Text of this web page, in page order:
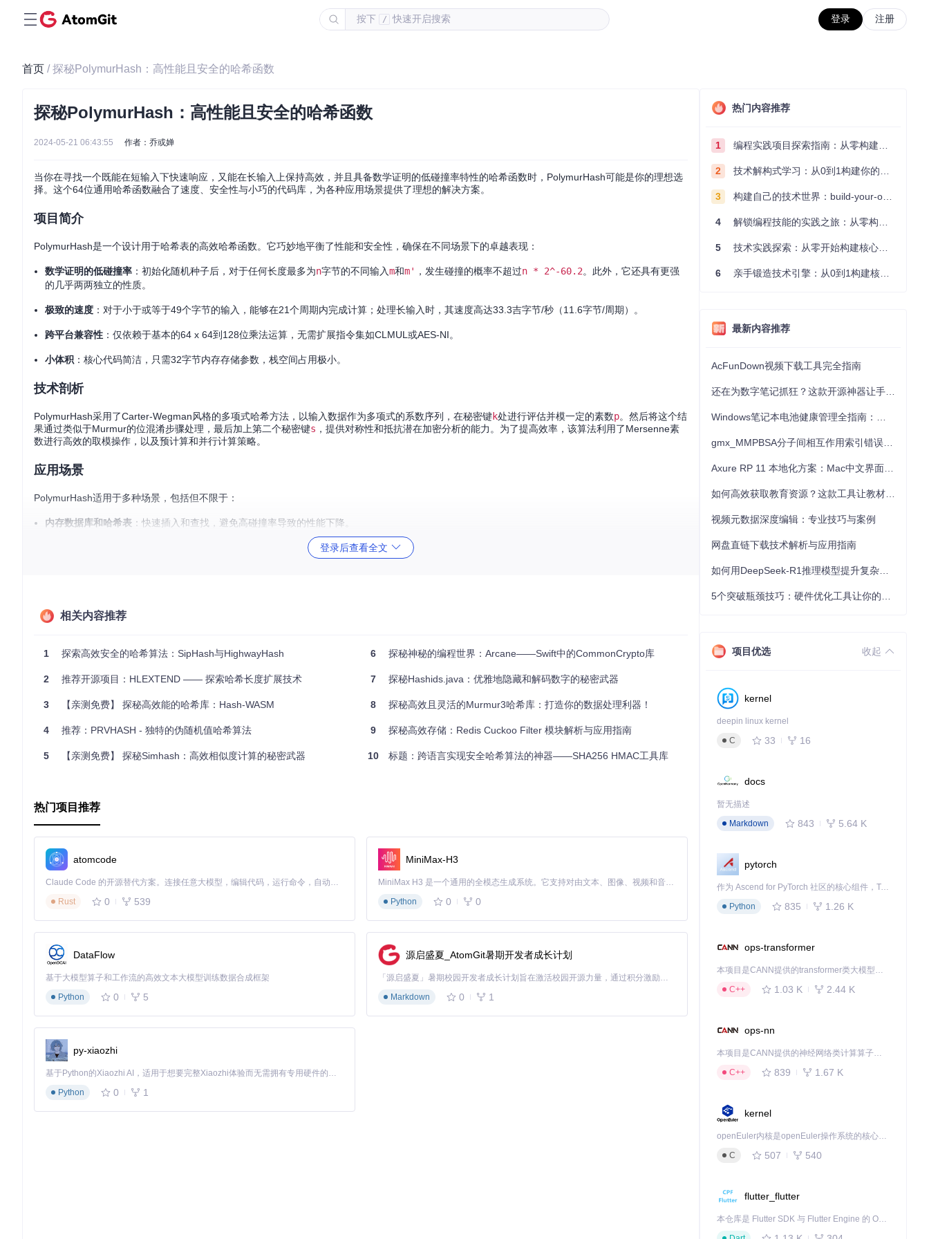
按下 / 快速开启搜索 登录 注册
首页 / 探秘PolymurHash：高性能且安全的哈希函数
探秘PolymurHash：高性能且安全的哈希函数
2024-05-21 06:43:55 作者：乔或婵
当你在寻找一个既能在短输入下快速响应，又能在长输入上保持高效，并且具备数学证明的低碰撞率特性的哈希函数时，PolymurHash可能是你的理想选
择。这个64位通用哈希函数融合了速度、安全性与小巧的代码库，为各种应用场景提供了理想的解决方案。
项目简介
PolymurHash是一个设计用于哈希表的高效哈希函数。它巧妙地平衡了性能和安全性，确保在不同场景下的卓越表现：
数学证明的低碰撞率 ：初始化随机种子后，对于任何长度最多为n字节的不同输入m和m' ，发生碰撞的概率不超过n * 2^-60.2。此外，它还具有更强
的几乎两两独立的性质。
极致的速度 ：对于小于或等于49个字节的输入，能够在21个周期内完成计算；处理长输入时，其速度高达33.3吉字节/秒（11.6字节/周期）。
跨平台兼容性 ：仅依赖于基本的64 x 64到128位乘法运算，无需扩展指令集如CLMUL或AES-NI。
小体积 ：核心代码简洁，只需32字节内存存储参数，栈空间占用极小。
技术剖析
PolymurHash采用了Carter-Wegman风格的多项式哈希方法，以输入数据作为多项式的系数序列，在秘密键k处进行评估并模一定的素数p。然后将这个结
果通过类似于Murmur的位混淆步骤处理，最后加上第二个秘密键s ，提供对称性和抵抗潜在加密分析的能力。为了提高效率，该算法利用了Mersenne素
数进行高效的取模操作，以及预计算和并行计算策略。
应用场景
PolymurHash适用于多种场景，包括但不限于：
内存数据库和哈希表 ：快速插入和查找，避免高碰撞率导致的性能下降。
PolymurHash的主要优势在于：
广泛的硬件支持：跨平台兼容，不需要特定的CPU指令集。
轻量级：小体积的代码和内存占用，适合资源有限的环境。
理任务中，PolymurHash都能展现出色的性能和可靠性。现在，就来试试看吧！
登录后查看全文
相关内容推荐
1 探索高效安全的哈希算法：SipHash与HighwayHash
2 推荐开源项目：HLEXTEND —— 探索哈希长度扩展技术
3 【亲测免费】 探秘高效能的哈希库：Hash-WASM
4 推荐：PRVHASH - 独特的伪随机值哈希算法
5 【亲测免费】 探秘Simhash：高效相似度计算的秘密武器
6 探秘神秘的编程世界：Arcane——Swift中的CommonCrypto库
7 探秘Hashids.java：优雅地隐藏和解码数字的秘密武器
8 探秘高效且灵活的Murmur3哈希库：打造你的数据处理利器！
9 探秘高效存储：Redis Cuckoo Filter 模块解析与应用指南
10 标题：跨语言实现安全哈希算法的神器——SHA256 HMAC工具库
热门项目推荐
atomcode
Claude Code 的开源替代方案。连接任意大模型，编辑代码，运行命令，自动验证 — 全自动执行。用 Rust 构建，极致性能。 ｜ An open-source alternative to Claude Code. Connect any LLM, edit code, run commands, and verify changes — autonomously. Built in Rust for speed. Get Started
Rust
0 539
MiniMax-H3
MiniMax H3 是一个通用的全模态生成系统。它支持对由文本、图像、视频和音频组成的多模态上下文进行统一理解，并能生成分辨率高达 2K、时长可达 15 秒的带原生立体声音频的视频。得益于面向任务泛化的系统设计，H3 在预训练阶段就已具备广泛的多模态上下文理解与生成能力，能够出色地执行复杂的多模态指令。
Python
0 0
DataFlow
基于大模型算子和工作流的高效文本大模型训练数据合成框架
Python
0 5
源启盛夏_AtomGit暑期开发者成长计划
「源启盛夏」暑期校园开发者成长计划旨在激活校园开源力量，通过积分激励、认证扶持、资源倾斜等形式，引导高校组织和开发者完成「入驻 — 建项目 — 做贡献 — 获认证 — 得资源」的完整闭环。无论你是想带领社团入驻平台的组织者，还是希望用代码贡献证明自己的开发者，都能在这里找到属于你的成长路径。
Markdown
0 1
py-xiaozhi
基于Python的Xiaozhi AI，适用于想要完整Xiaozhi体验而无需拥有专用硬件的用户。
Python
0 1
热门内容推荐
1 编程实践项目探索指南：从零构建技术能力体系
2 技术解构式学习：从0到1构建你的编程知识体系
3 构建自己的技术世界：build-your-own-x项目的实践探索指南
4 解锁编程技能的实践之旅：从零构建你的技术世界
5 技术实践探索：从零开始构建核心系统的实践指南
6 亲手锻造技术引擎：从0到1构建核心系统的实践指南
最新内容推荐
AcFunDown视频下载工具完全指南
视频元数据深度编辑：专业技巧与案例
网盘直链下载技术解析与应用指南
项目优选 收起
kernel
deepin linux kernel
C
33 16
docs
暂无描述
Markdown
843 5.64 K
pytorch
作为 Ascend for PyTorch 社区的核心组件，TorchNPU 是昇腾专为 PyTorch 打造的深度学习适配插件，使 PyTorch 框架能够直接调用昇腾 NPU，为开发者提供昇腾 AI 处理器的超强算力。
Python
835 1.26 K
ops-transformer
本项目是CANN提供的transformer类大模型算子库，实现网络在NPU上加速计算。
C++
1.03 K 2.44 K
ops-nn
本项目是CANN提供的神经网络类计算算子库，实现网络在NPU上加速计算。
C++
839 1.67 K
kernel
openEuler内核是openEuler操作系统的核心，既是系统性能与稳定性的基石，也是连接处理器、设备与服务的桥梁。
C
507 540
flutter_flutter
本仓库是 Flutter SDK 与 Flutter Engine 的 OpenHarmony 适配版本，由 CPF-Flutter 团队维护。开发者可使用熟悉的 Flutter 技术栈开发 OpenHarmony 应用，3.35.7 及以后的适配版本可基于本仓库源码构建支持 OpenHarmony 的 Flutter Engine。